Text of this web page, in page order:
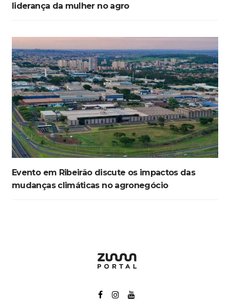
liderança da mulher no agro
Evento em Ribeirão discute os impactos das
mudanças climáticas no agronegócio